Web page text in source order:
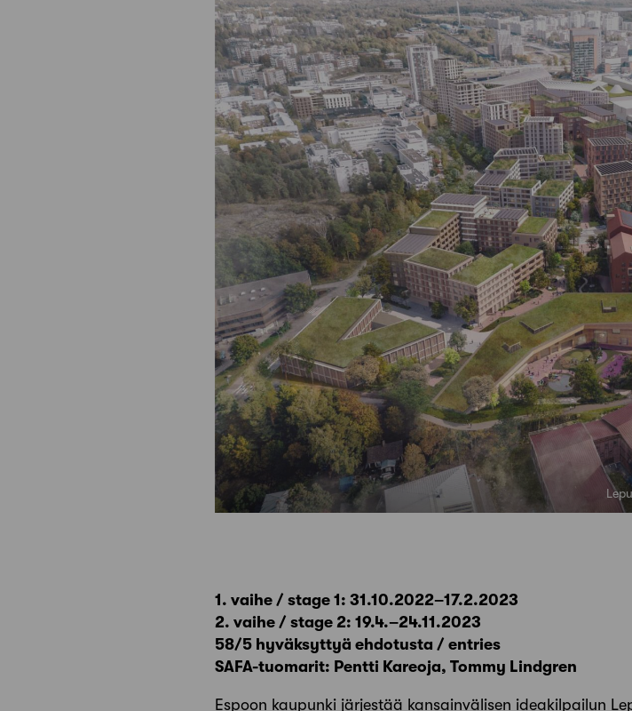
1. vaihe / stage 1: 31.10.2022–17.2.2023
2. vaihe / stage 2: 19.4.–24.11.2023
58/5 hyväksyttyä ehdotusta / entries
SAFA-tuomarit: Pentti Kareoja, Tommy Lindgren
Espoon kaupunki järjestää kansainvälisen ideakilpailun